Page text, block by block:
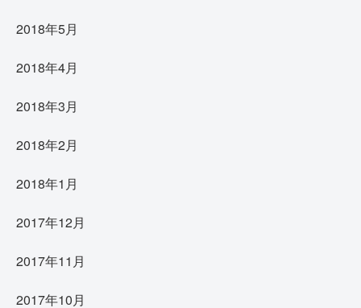
2018年5月
2018年4月
2018年3月
2018年2月
2018年1月
2017年12月
2017年11月
2017年10月